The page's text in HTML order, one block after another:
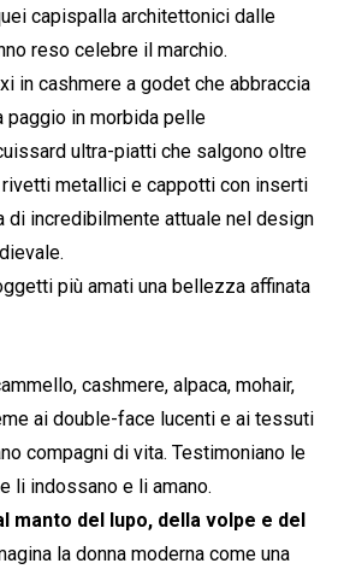
capispalla architettonici dalle
reso celebre il marchio.
in cashmere a godet che abbraccia
paggio in morbida pelle
ultra-piatti che salgono oltre
rivetti metallici e cappotti con inserti
di incredibilmente attuale nel design
più amati una bellezza affinata
cashmere, alpaca, mohair,
ai double-face lucenti e ai tessuti
compagni di vita. Testimoniano le
li indossano e li amano.
manto del lupo, della volpe e del
la donna moderna come una